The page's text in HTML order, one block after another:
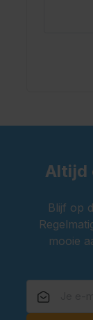
Altijd
Blijf op
mooie